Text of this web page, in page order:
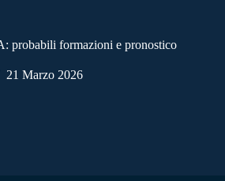
probabili formazioni e pronostico
21 Marzo 2026